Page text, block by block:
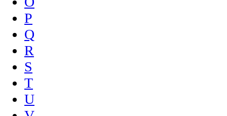
P
Q
R
S
T
U